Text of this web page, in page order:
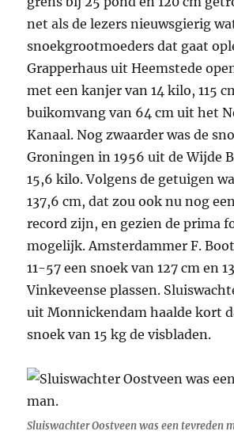
net als de lezers nieuwsgierig
snoekgrootmoeders dat gaat
Grapperhaus uit Heemstede
met een kanjer van 14 kilo, 115
buikomvang van 64 cm uit het
Kanaal. Nog zwaarder was de
Groningen in 1956 uit de Wijde
15,6 kilo. Volgens de getuigen
137,6 cm, dat zou ook nu nog
record zijn, en gezien de prima
mogelijk. Amsterdammer F.
11-57 een snoek van 127 cm en
Vinkeveense plassen.
uit Monnickendam haalde kort
snoek van 15 kg de visbladen.
Sluiswachter Oostveen was een tevreden